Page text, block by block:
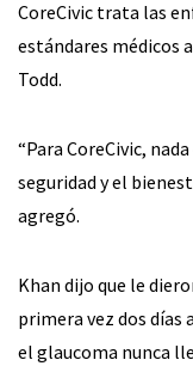
CoreCivic trata las
estándares médicos
Todd.
“Para CoreCivic,
seguridad y el
agregó.
Khan dijo que le
primera vez dos días
el glaucoma nunca